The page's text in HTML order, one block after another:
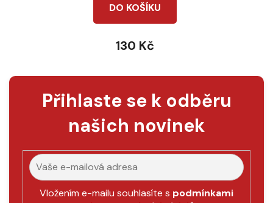
DO KOŠÍKU
130 Kč
Přihlaste se k odběru
našich novinek
Vložením e-mailu souhlasíte s podmínkami